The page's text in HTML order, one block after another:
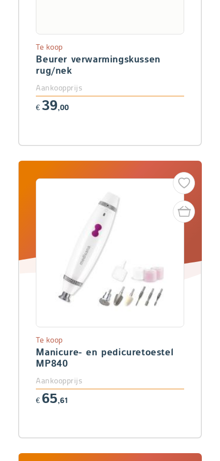
Beurer verwarmingskussen
rug/nek
Te koop
Aankoopprijs
€ 39,00
Manicure- en pedicuretoestel
MP840
Te koop
Aankoopprijs
€ 65,61